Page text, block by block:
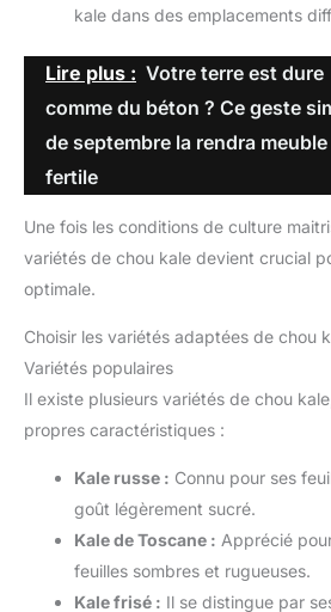
kale dans des emplacements
Lire plus : Votre terre est dure
comme du béton ? Ce geste
de septembre la rendra
fertile
Une fois les conditions de culture
variétés de chou kale devient crucial
optimale.
Choisir les variétés adaptées de chou
Variétés populaires
Il existe plusieurs variétés de chou
propres caractéristiques :
Kale russe : Connu pour ses
goût légèrement sucré.
Kale de Toscane : Apprécié
feuilles sombres et rugueuses.
Kale frisé : Il se distingue par